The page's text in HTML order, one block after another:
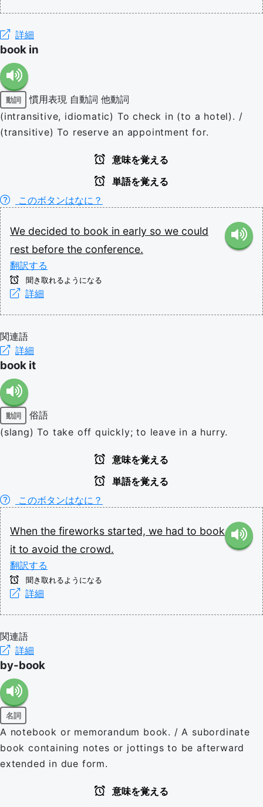
詳細
book in
動詞 慣用表現 自動詞 他動詞
(intransitive, idiomatic) To check in (to a hotel). /
(transitive) To reserve an appointment for.
意味を覚える
単語を覚える
このボタンはなに？
We decided to book in early so we could
rest before the conference.
翻訳する
聞き取れるようになる
詳細
関連語
詳細
book it
動詞
俗語
(slang) To take off quickly; to leave in a hurry.
意味を覚える
単語を覚える
このボタンはなに？
When the fireworks started, we had to book
it to avoid the crowd.
翻訳する
聞き取れるようになる
詳細
関連語
詳細
by-book
名詞
A notebook or memorandum book. / A subordinate
book containing notes or jottings to be afterward
extended in due form.
意味を覚える